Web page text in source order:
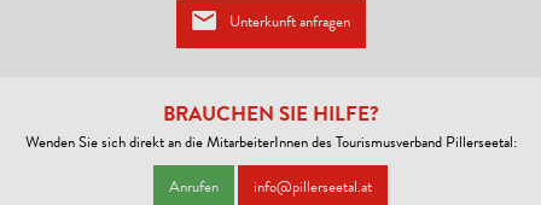
Unterkunft anfragen
BRAUCHEN SIE HILFE?
Wenden Sie sich direkt an die MitarbeiterInnen des Tourismusverband Pillerseetal:
Anrufen info@pillerseetal.at